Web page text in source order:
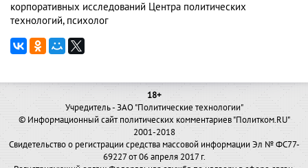
корпоративных исследований Центра политических
технологий, психолог
18+
Учредитель - ЗАО "Политические технологии"
© Информационный сайт политических комментариев "Политком.RU"
2001-2018
Свидетельство о регистрации средства массовой информации Эл № ФС77-
69227 от 06 апреля 2017 г.